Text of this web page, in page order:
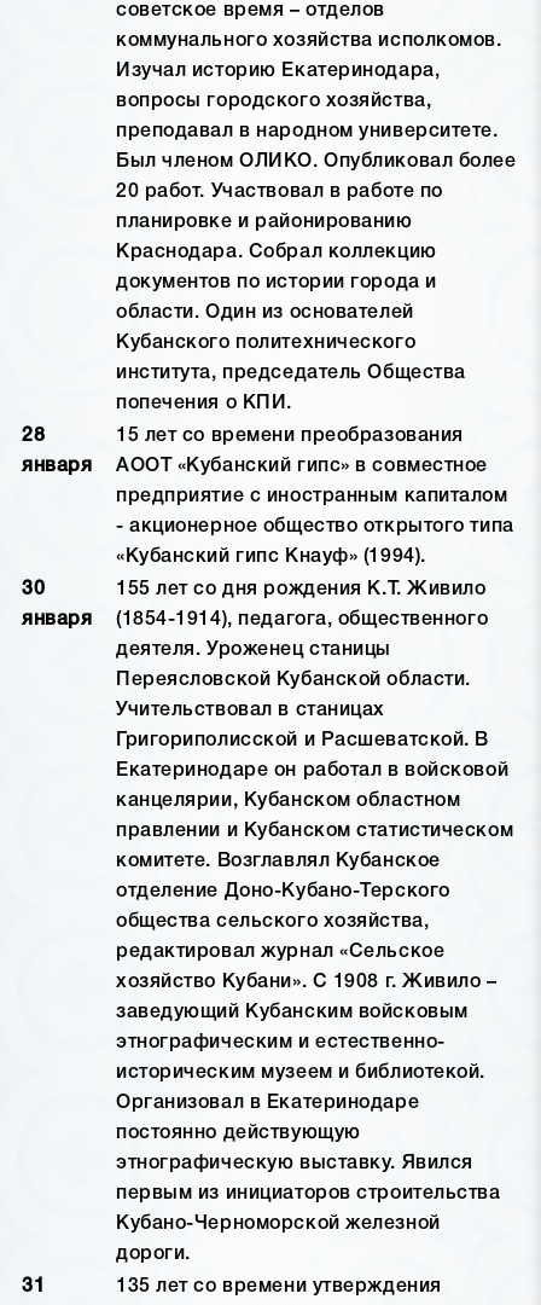
советское время – отделов
коммунального хозяйства исполкомов.
Изучал историю Екатеринодара,
вопросы городского хозяйства,
преподавал в народном университете.
Был членом ОЛИКО. Опубликовал более
20 работ. Участвовал в работе по
планировке и районированию
Краснодара. Собрал коллекцию
документов по истории города и
области. Один из основателей
Кубанского политехнического
института, председатель Общества
попечения о КПИ.
28
января
15 лет со времени преобразования
АООТ «Кубанский гипс» в совместное
предприятие с иностранным капиталом
- акционерное общество открытого типа
«Кубанский гипс Кнауф» (1994).
30
января
155 лет со дня рождения К.Т. Живило
(1854-1914), педагога, общественного
деятеля. Уроженец станицы
Переясловской Кубанской области.
Учительствовал в станицах
Григориполисской и Расшеватской. В
Екатеринодаре он работал в войсковой
канцелярии, Кубанском областном
правлении и Кубанском статистическом
комитете. Возглавлял Кубанское
отделение Доно-Кубано-Терского
общества сельского хозяйства,
редактировал журнал «Сельское
хозяйство Кубани». С 1908 г. Живило –
заведующий Кубанским войсковым
этнографическим и естественно-
историческим музеем и библиотекой.
Организовал в Екатеринодаре
постоянно действующую
этнографическую выставку. Явился
первым из инициаторов строительства
Кубано-Черноморской железной
дороги.
31
135 лет со времени утверждения